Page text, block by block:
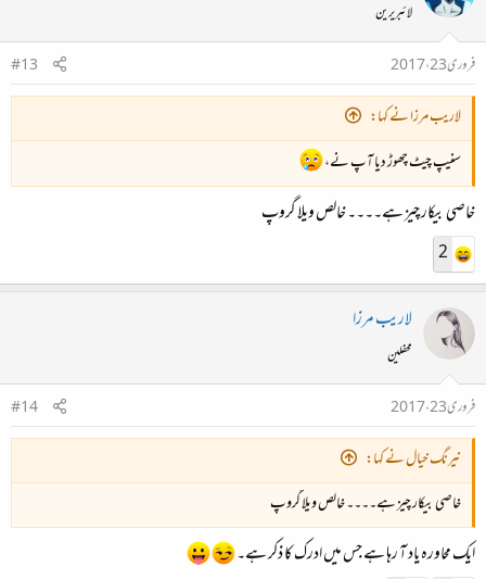
لائبریرین
فروری 23، 2017
#13
لاریب مرزا نے کہا:
سنیپ چیٹ چھوڑ دیا آپ نے،
خاصی بیکار چیز ہے۔۔۔۔ خالص ویلا گروپ
2
لاریب مرزا
محفلین
فروری 23، 2017
#14
نیرنگ خیال نے کہا:
خاصی بیکار چیز ہے۔۔۔۔ خالص ویلا گروپ
ایک محاورہ یاد آ رہا ہے جس میں ادرک کا ذکر ہے۔